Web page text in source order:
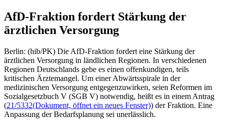
AfD-Fraktion fordert Stärkung der
ärztlichen Versorgung
Berlin: (hib/PK) Die AfD-Fraktion fordert eine Stärkung der
ärztlichen Versorgung in ländlichen Regionen. In verschiedenen
Regionen Deutschlands gebe es einen offenkundigen, teils
kritischen Ärztemangel. Um einer Abwärtsspirale in der
medizinischen Versorgung entgegenzuwirken, seien Reformen im
Sozialgesetzbuch V (SGB V) notwendig, heißt es in einem Antrag
(21/5332(Dokument, öffnet ein neues Fenster)) der Fraktion. Eine
Anpassung der Bedarfsplanung sei unerlässlich.